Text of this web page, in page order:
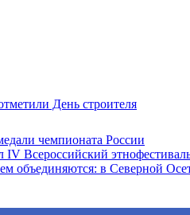
День строителя
чемпионата России
IV Всероссийский
объединяются: в Северной